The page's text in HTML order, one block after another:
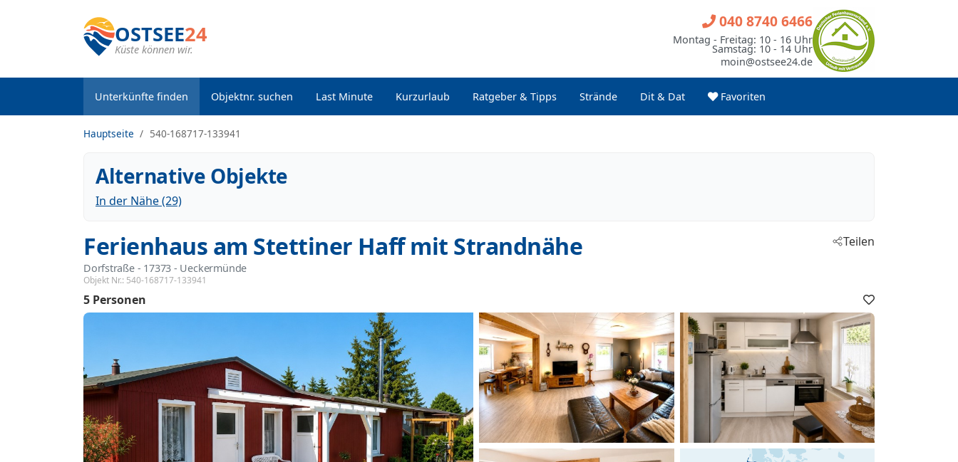
OSTSEE24
Küste können wir.
Unterkünfte finden Objektnr. suchen Last Minute Kurzurlaub Ratgeber & Tipps Strände Dit & Dat Favoriten
040 8740 6466
Montag - Freitag: 10 - 16 Uhr
Samstag: 10 - 14 Uhr
moin@ostsee24.de
Hauptseite 540-168717-133941
Alternative Objekte
In der Nähe (29)
Ferienhaus am Stettiner Haff mit Strandnähe
Dorfstraße - 17373 - Ueckermünde
Objekt Nr.: 540-168717-133941
Teilen
5 Personen